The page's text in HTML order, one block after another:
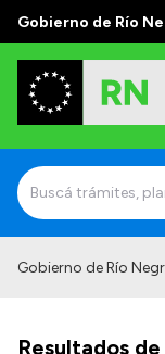
Gobierno de Río
Gobierno de Río
Resultados